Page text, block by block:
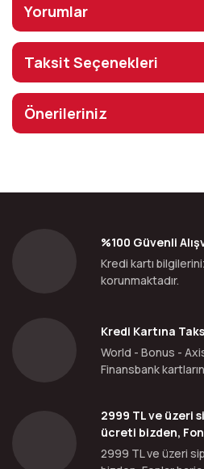
Yorumlar
Taksit Seçenekleri
Önerileriniz
%100 Güvenli
Kredi kartı
korunmaktadır.
Kredi Kartına
World - Bonus -
Finansbank
2999 TL ve üzeri
ücreti bizden,
2999 TL ve üzeri